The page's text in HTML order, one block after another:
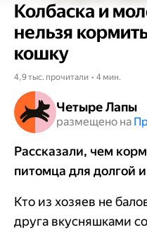
Колбаска и
нельзя
кошку
4,9 тыс. прочитали • 4 мин.
Четыре Лапы
размещено на
Рассказали, чем
питомца для долгой
Кто из хозяев не
друга вкусняшками